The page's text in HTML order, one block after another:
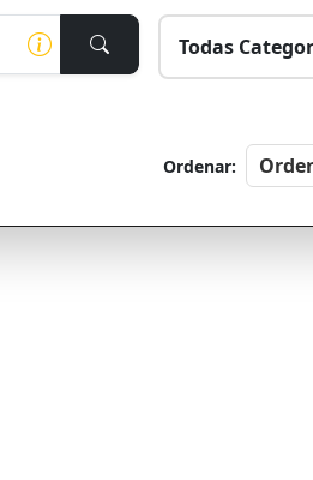
Ordenar: